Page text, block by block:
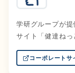
学研グループが
サイト「健達ねっ
コーポレートサ